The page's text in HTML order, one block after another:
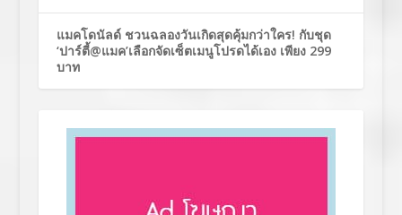
แมคโดนัลด์ ชวนฉลองวันเกิดสุดคุ้มกว่าใคร! กับชุด
‘ปาร์ตี้@แมค’เลือกจัดเซ็ตเมนูโปรดได้เอง เพียง 299
บาท